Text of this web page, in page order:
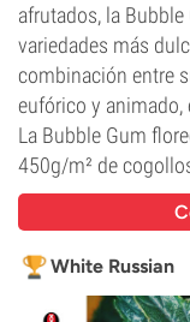
afrutados, la
variedades más
combinación entre
eufórico y animado,
La Bubble Gum
450g/m² de
White Russian